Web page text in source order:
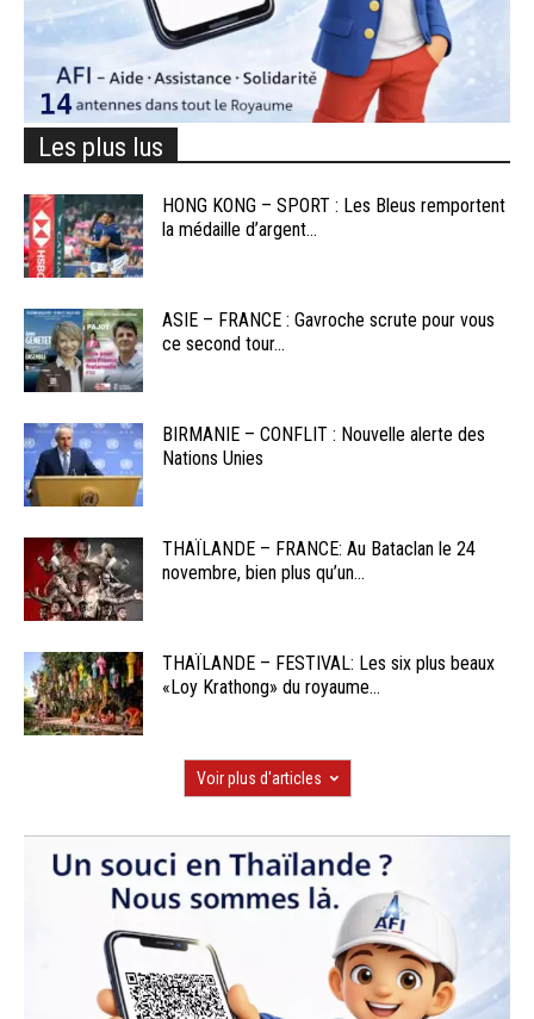
Les plus lus
HONG KONG – SPORT : Les Bleus remportent
la médaille d’argent...
ASIE – FRANCE : Gavroche scrute pour vous
ce second tour...
BIRMANIE – CONFLIT : Nouvelle alerte des
Nations Unies
THAÏLANDE – FRANCE: Au Bataclan le 24
novembre, bien plus qu’un...
THAÏLANDE – FESTIVAL: Les six plus beaux
«Loy Krathong» du royaume...
Voir plus d'articles